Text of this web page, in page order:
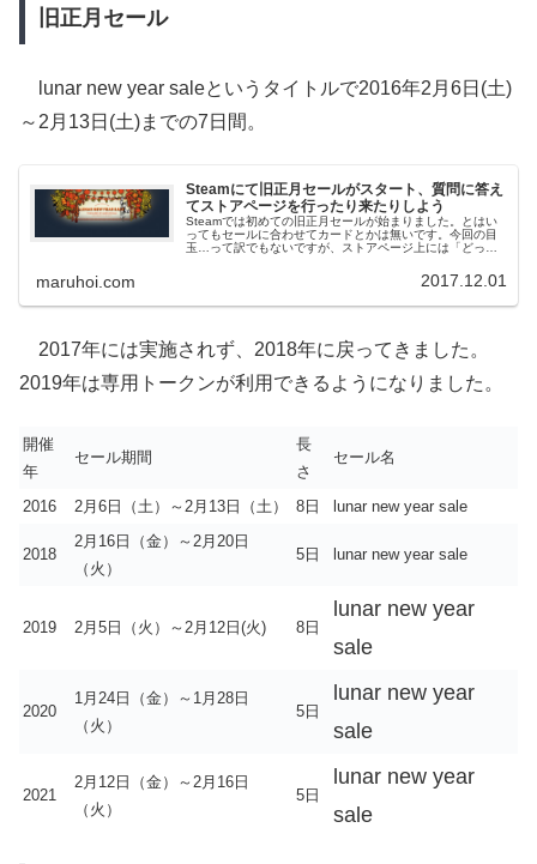
旧正月セール
lunar new year saleというタイトルで2016年2月6日(土)
～2月13日(土)までの7日間。
Steamにて旧正月セールがスタート、質問に答え
てストアページを行ったり来たりしよう
Steamでは初めての旧正月セールが始まりました。とはい
ってもセールに合わせてカードとかは無いです。今回の目
玉…って訳でもないですが、ストアページ上には「どっち
maruhoi.com 2017.12.01
2017年には実施されず、2018年に戻ってきました。
2019年は専用トークンが利用できるようになりました。
開催
年
セール期間
長
さ
セール名
2016 2月6日（土）～2月13日（土） 8日 lunar new year sale
2018
2月16日（金）～2月20日
（火）
5日 lunar new year sale
2019 2月5日（火）～2月12日(火) 8日
lunar new year
sale
2020
1月24日（金）～1月28日
（火）
5日
lunar new year
sale
2021
2月12日（金）～2月16日
（火）
5日
lunar new year
sale